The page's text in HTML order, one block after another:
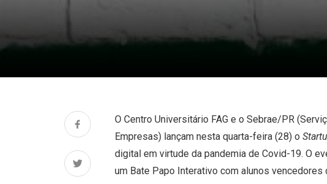
O Centro Universitário FAG e o Sebrae/PR
Empresas) lançam nesta quarta-feira (28) o
digital em virtude da pandemia de Covid-19. O
um Bate Papo Interativo com alunos